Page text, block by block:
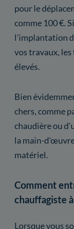
pour le
comme 100 €.
l'implantation
vos travaux,
élevés.
Bien
chers, comme
chaudière ou
la main-
matériel.
Comment
chauffagiste
Lorsque vous